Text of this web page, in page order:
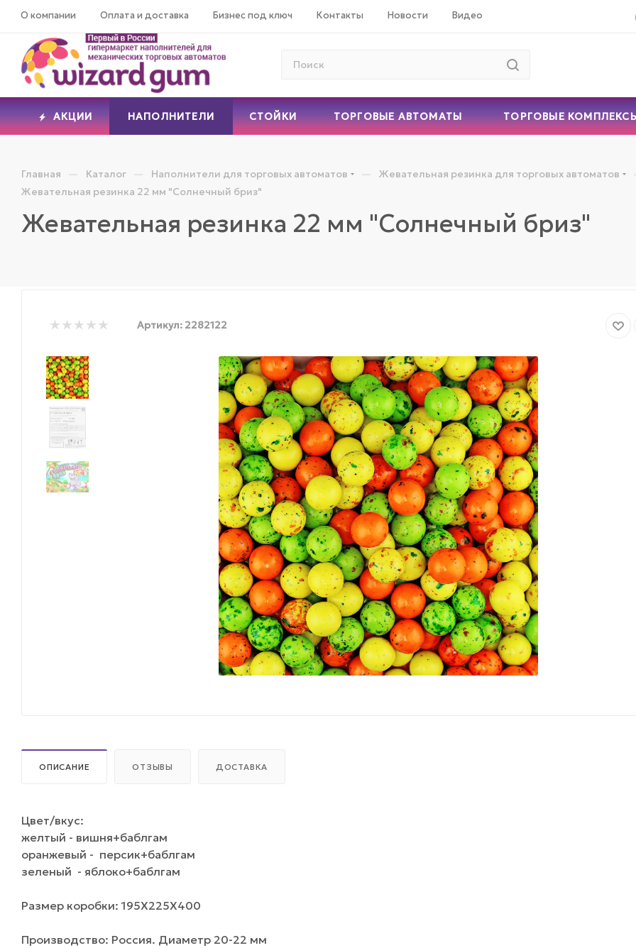
О компании Оплата и доставка Бизнес под ключ Контакты Новости Видео
АКЦИИ НАПОЛНИТЕЛИ СТОЙКИ ТОРГОВЫЕ АВТОМАТЫ ТОРГОВЫЕ
Главная — Каталог — Наполнители для торговых автоматов — Жевательная резинка для торговых автоматов
Жевательная резинка 22 мм "Солнечный бриз"
Жевательная резинка 22 мм "Солнечный бриз"
Артикул: 2282122
ОПИСАНИЕ ОТЗЫВЫ ДОСТАВКА
Цвет/вкус:
желтый - вишня+баблгам
оранжевый - персик+баблгам
зеленый - яблоко+баблгам
Размер коробки: 195Х225Х400
Производство: Россия. Диаметр 20-22 мм